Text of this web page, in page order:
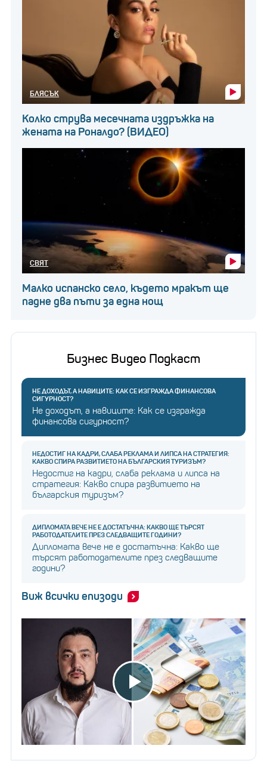
БЛЯСЪК
Колко струва месечната издръжка на
жената на Роналдо? (ВИДЕО)
СВЯТ
Малко испанско село, където мракът ще
падне два пъти за една нощ
Бизнес Видео Подкаст
НЕ ДОХОДЪТ, А НАВИЦИТЕ: КАК СЕ ИЗГРАЖДА ФИНАНСОВА
СИГУРНОСТ?
Не доходът, а навиците: Как се изгражда
финансова сигурност?
НЕДОСТИГ НА КАДРИ, СЛАБА РЕКЛАМА И ЛИПСА НА СТРАТЕГИЯ:
КАКВО СПИРА РАЗВИТИЕТО НА БЪЛГАРСКИЯ ТУРИЗЪМ?
Недостиг на кадри, слаба реклама и липса на
стратегия: Какво спира развитието на
българския туризъм?
ДИПЛОМАТА ВЕЧЕ НЕ Е ДОСТАТЪЧНА: КАКВО ЩЕ ТЪРСЯТ
РАБОТОДАТЕЛИТЕ ПРЕЗ СЛЕДВАЩИТЕ ГОДИНИ?
Дипломата вече не е достатъчна: Какво ще
търсят работодателите през следващите
години?
Виж всички епизоди